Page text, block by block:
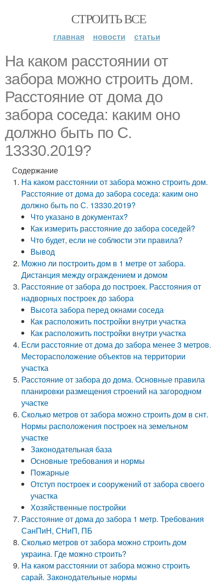
СТРОИТЬ ВСЕ
главная новости статьи
На каком расстоянии от
забора можно строить дом.
Расстояние от дома до
забора соседа: каким оно
должно быть по С.
13330.2019?
Содержание
На каком расстоянии от забора можно строить дом.
Расстояние от дома до забора соседа: каким оно
должно быть по С. 13330.2019?
Что указано в документах?
Как измерить расстояние до забора соседей?
Что будет, если не соблюсти эти правила?
Вывод
Можно ли построить дом в 1 метре от забора.
Дистанция между ограждением и домом
Расстояние от забора до построек. Расстояния от
надворных построек до забора
Высота забора перед окнами соседа
Как расположить постройки внутри участка
Как расположить постройки внутри участка
Если расстояние от дома до забора менее 3 метров.
Месторасположение объектов на территории
участка
Расстояние от забора до дома. Основные правила
планировки размещения строений на загородном
участке
Сколько метров от забора можно строить дом в снт.
Нормы расположения построек на земельном
участке
Законодательная база
Основные требования и нормы
Пожарные
Отступ построек и сооружений от забора своего
участка
Хозяйственные постройки
Расстояние от дома до забора 1 метр. Требования
СанПиН, СНиП, ПБ
Сколько метров от забора можно строить дом
украина. Где можно строить?
На каком расстоянии от забора можно строить
сарай. Законодательные нормы